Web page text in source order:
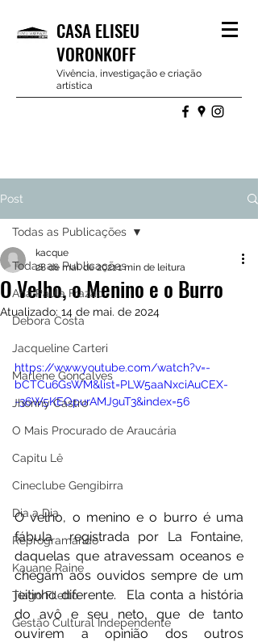
CASA ELISEU
VORONKOFF
Vivência, investigação e criação
artística
Post
Todas as Publicações
Ana Paula Frazão
Debora Costa
Jacqueline Carteri
Marlene Gonçalves
Jhonny Castro
O Mais Procurado de Araucária
Capitu Lê
Cineclube Gengibirra
Dia a Dia
Reprogramando
Kauane Raine
Tiago Filetto
Gestão Cultural Independente
Todas as Publicações
O Velho, o Menino e o Burro
kacque
28 de mai. de 20211 min de leitura
Atualizado: 14 de mai. de 2024
https://www.youtube.com/watch?v=-
bCTCu6GsWM&list=PLW5aaNxciAuCEX-
-36W5KEOpurAMJ9uT3&index=56
O velho, o menino e o burro é uma
fábula  registrada por La Fontaine,
daquelas que atravessam oceanos e
chegam aos ouvidos sempre de um
jeitinho diferente.  Ela conta a história
do avô e seu neto, que de tanto
ouvirem a opinião dos outros